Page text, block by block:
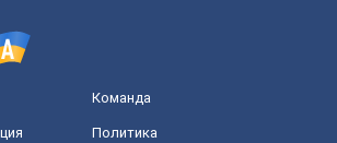
Команда
Политика